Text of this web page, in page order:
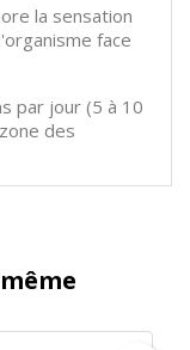
la sensation
face
par jour (5 à 10
des